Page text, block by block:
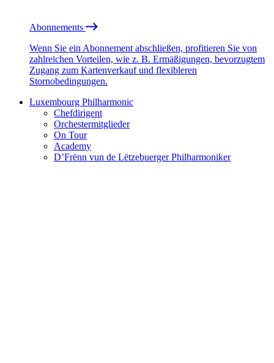
Abonnements
Wenn Sie ein Abonnement abschließen, profitieren Sie von
zahlreichen Vorteilen, wie z. B. Ermäßigungen, bevorzugtem
Zugang zum Kartenverkauf und flexibleren
Stornobedingungen.
Luxembourg Philharmonic
Chefdirigent
Orchestermitglieder
On Tour
Academy
D’Frënn vun de Lëtzebuerger Philharmoniker